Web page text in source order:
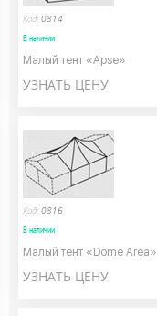
Код: 0814
В наличии
Малый тент «Apse»
УЗНАТЬ ЦЕНУ
Код: 0816
В наличии
Малый тент «Dome Area»
УЗНАТЬ ЦЕНУ